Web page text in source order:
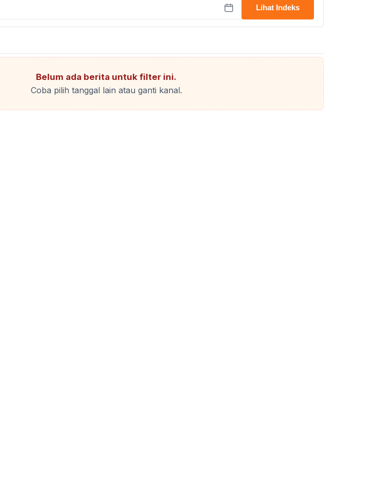
Lihat Indeks
Belum ada berita untuk filter ini.
Coba pilih tanggal lain atau ganti kanal.